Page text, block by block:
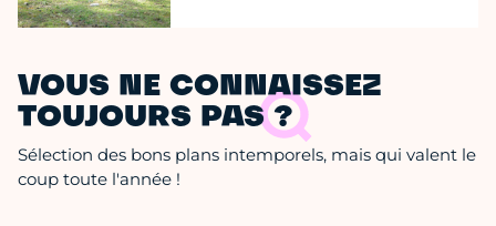
VOUS NE CONNAISSEZ
TOUJOURS PAS ?
Sélection des bons plans intemporels, mais qui valent le
coup toute l'année !